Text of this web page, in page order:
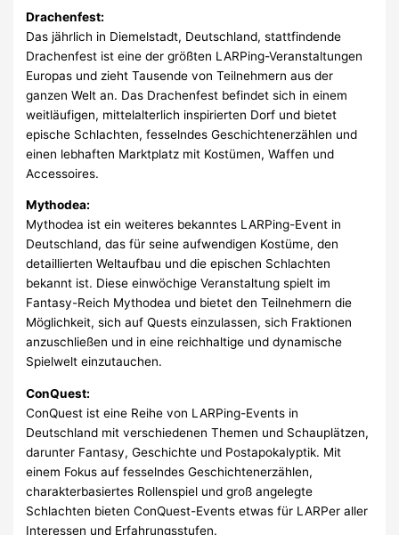
Drachenfest:
Das jährlich in Diemelstadt, Deutschland, stattfindende
Drachenfest ist eine der größten LARPing-Veranstaltungen
Europas und zieht Tausende von Teilnehmern aus der
ganzen Welt an. Das Drachenfest befindet sich in einem
weitläufigen, mittelalterlich inspirierten Dorf und bietet
epische Schlachten, fesselndes Geschichtenerzählen und
einen lebhaften Marktplatz mit Kostümen, Waffen und
Accessoires.
Mythodea:
Mythodea ist ein weiteres bekanntes LARPing-Event in
Deutschland, das für seine aufwendigen Kostüme, den
detaillierten Weltaufbau und die epischen Schlachten
bekannt ist. Diese einwöchige Veranstaltung spielt im
Fantasy-Reich Mythodea und bietet den Teilnehmern die
Möglichkeit, sich auf Quests einzulassen, sich Fraktionen
anzuschließen und in eine reichhaltige und dynamische
Spielwelt einzutauchen.
ConQuest:
ConQuest ist eine Reihe von LARPing-Events in
Deutschland mit verschiedenen Themen und Schauplätzen,
darunter Fantasy, Geschichte und Postapokalyptik. Mit
einem Fokus auf fesselndes Geschichtenerzählen,
charakterbasiertes Rollenspiel und groß angelegte
Schlachten bieten ConQuest-Events etwas für LARPer aller
Interessen und Erfahrungsstufen.